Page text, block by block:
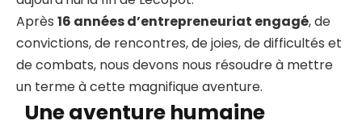
Après 16 années d’entrepreneuriat engagé, de
convictions, de rencontres, de joies, de difficultés et
de combats, nous devons nous résoudre à mettre
un terme à cette magnifique aventure.
Une aventure humaine